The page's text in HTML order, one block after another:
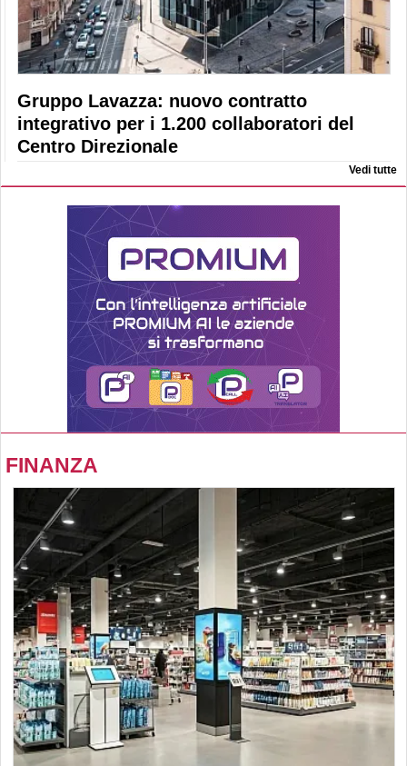
Gruppo Lavazza: nuovo contratto
integrativo per i 1.200 collaboratori del
Centro Direzionale
Vedi tutte
FINANZA